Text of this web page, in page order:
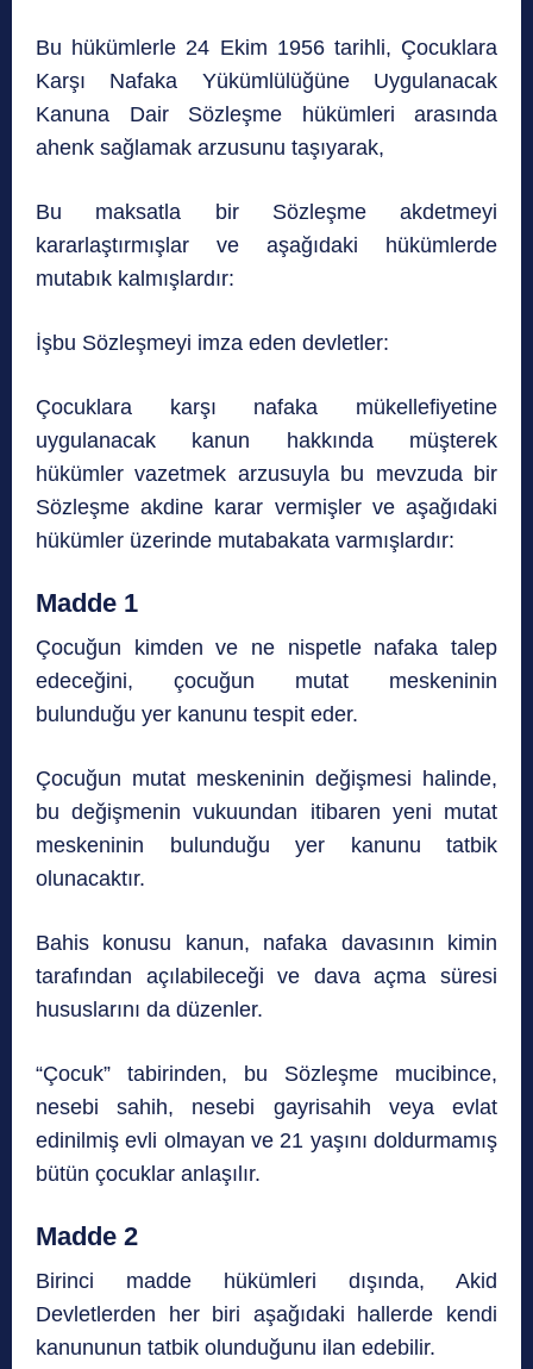
Bu hükümlerle 24 Ekim 1956 tarihli, Çocuklara
Karşı Nafaka Yükümlülüğüne Uygulanacak
Kanuna Dair Sözleşme hükümleri arasında
ahenk sağlamak arzusunu taşıyarak,
Bu maksatla bir Sözleşme akdetmeyi
kararlaştırmışlar ve aşağıdaki hükümlerde
mutabık kalmışlardır:
İşbu Sözleşmeyi imza eden devletler:
Çocuklara karşı nafaka mükellefiyetine
uygulanacak kanun hakkında müşterek
hükümler vazetmek arzusuyla bu mevzuda bir
Sözleşme akdine karar vermişler ve aşağıdaki
hükümler üzerinde mutabakata varmışlardır:
Madde 1
Çocuğun kimden ve ne nispetle nafaka talep
edeceğini, çocuğun mutat meskeninin
bulunduğu yer kanunu tespit eder.
Çocuğun mutat meskeninin değişmesi halinde,
bu değişmenin vukuundan itibaren yeni mutat
meskeninin bulunduğu yer kanunu tatbik
olunacaktır.
Bahis konusu kanun, nafaka davasının kimin
tarafından açılabileceği ve dava açma süresi
hususlarını da düzenler.
“Çocuk” tabirinden, bu Sözleşme mucibince,
nesebi sahih, nesebi gayrisahih veya evlat
edinilmiş evli olmayan ve 21 yaşını doldurmamış
bütün çocuklar anlaşılır.
Madde 2
Birinci madde hükümleri dışında, Akid
Devletlerden her biri aşağıdaki hallerde kendi
kanununun tatbik olunduğunu ilan edebilir.